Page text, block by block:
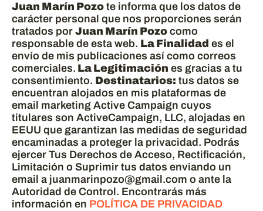
Juan Marín Pozo te informa que los datos de
carácter personal que nos proporciones serán
tratados por Juan Marín Pozo como
responsable de esta web. La Finalidad es el
envío de mis publicaciones así como correos
comerciales. La Legitimación es gracias a tu
consentimiento. Destinatarios: tus datos se
encuentran alojados en mis plataformas de
email marketing Active Campaign cuyos
titulares son ActiveCampaign, LLC, alojadas en
EEUU que garantizan las medidas de seguridad
encaminadas a proteger la privacidad. Podrás
ejercer Tus Derechos de Acceso, Rectificación,
Limitación o Suprimir tus datos enviando un
email a juanmarinpozo@gmail.com o ante la
Autoridad de Control. Encontrarás más
información en POLÍTICA DE PRIVACIDAD